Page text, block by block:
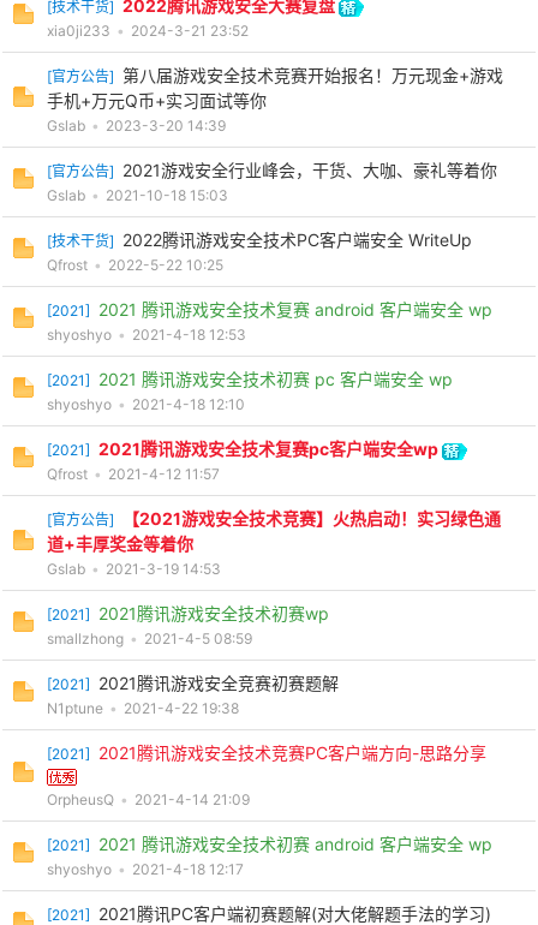
cn
[技术干货] 2022腾讯游戏安全大赛复盘
xia0ji233 • 2024-3-21 23:52
[官方公告] 第八届游戏安全技术竞赛开始报名！万元现金+游戏
手机+万元Q币+实习面试等你
Gslab • 2023-3-20 14:39
[官方公告] 2021游戏安全行业峰会，干货、大咖、豪礼等着你
Gslab • 2021-10-18 15:03
[技术干货] 2022腾讯游戏安全技术PC客户端安全 WriteUp
Qfrost • 2022-5-22 10:25
[2021] 2021 腾讯游戏安全技术复赛 android 客户端安全 wp
shyoshyo • 2021-4-18 12:53
[2021] 2021 腾讯游戏安全技术初赛 pc 客户端安全 wp
shyoshyo • 2021-4-18 12:10
[2021] 2021腾讯游戏安全技术复赛pc客户端安全wp
Qfrost • 2021-4-12 11:57
[官方公告]
【2021游戏安全技术竞赛】火热启动！实习绿色通
道+丰厚奖金等着你
Gslab • 2021-3-19 14:53
[2021] 2021腾讯游戏安全技术初赛wp
smallzhong • 2021-4-5 08:59
[2021] 2021腾讯游戏安全竞赛初赛题解
N1ptune • 2021-4-22 19:38
[2021] 2021腾讯游戏安全技术竞赛PC客户端方向-思路分享
OrpheusQ • 2021-4-14 21:09
[2021] 2021 腾讯游戏安全技术初赛 android 客户端安全 wp
shyoshyo • 2021-4-18 12:17
[2021] 2021腾讯PC客户端初赛题解(对大佬解题手法的学习)